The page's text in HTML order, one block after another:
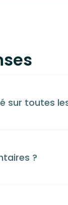
sur toutes
?